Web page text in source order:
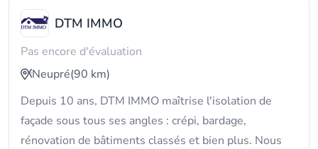
DTM IMMO
Pas encore d'évaluation
Neupré(90 km)
Depuis 10 ans, DTM IMMO maîtrise l'isolation de
façade sous tous ses angles : crépi, bardage,
rénovation de bâtiments classés et bien plus. Nous